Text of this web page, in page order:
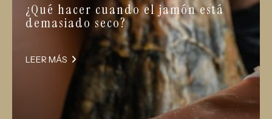
¿Qué hacer cuando el jamón está
demasiado seco?
LEER MÁS